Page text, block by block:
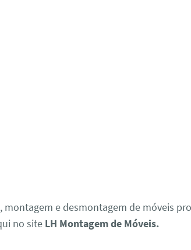
montagem e desmontagem de móveis
no site LH Montagem de Móveis.